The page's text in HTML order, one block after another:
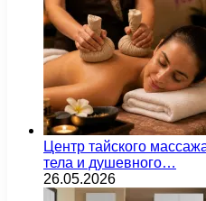
Центр тайского
тела и душевного…
26.05.2026